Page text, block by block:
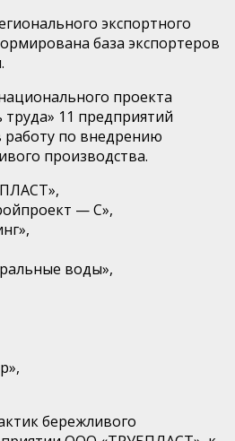
экспортного
база экспортеров
проекта
11 предприятий
работу по внедрению
производства.
— С»,
воды»,
бережливого